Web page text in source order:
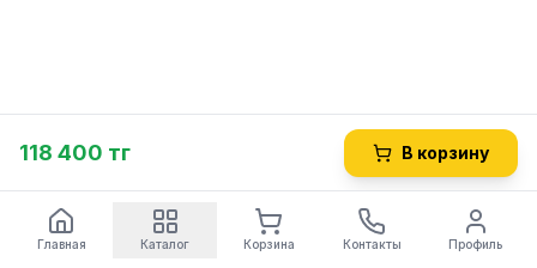
118 400 тг В корзину
Главная Каталог Корзина Контакты Профиль